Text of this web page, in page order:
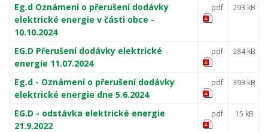
Eg.d Oznámení o přerušení dodávky
elektrické energie v části obce -
10.10.2024
pdf 293 kB
EG.D Přerušení dodávky elektrické
energie 11.07.2024
pdf 284 kB
Eg.d - Oznámení o přerušení dodávky
elektrické energie dne 5.6.2024
pdf 393 kB
EG.D - odstávka elektrické energie
21.9.2022
pdf 15 kB